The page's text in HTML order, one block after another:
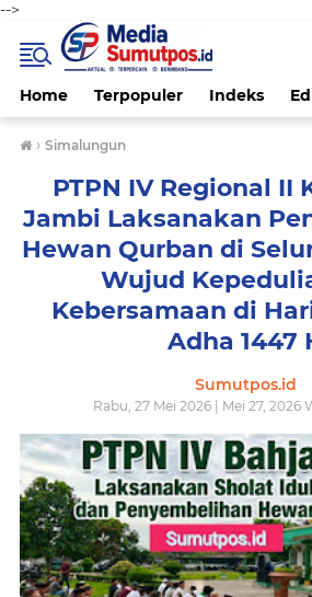
-->
Home Terpopuler Indeks
› Simalungun
PTPN IV Regional II
Jambi Laksanakan
Hewan Qurban di
Wujud
Kebersamaan di
Adha 1447
Sumutpos.id
Rabu, 27 Mei 2026 | Mei 27, 2026